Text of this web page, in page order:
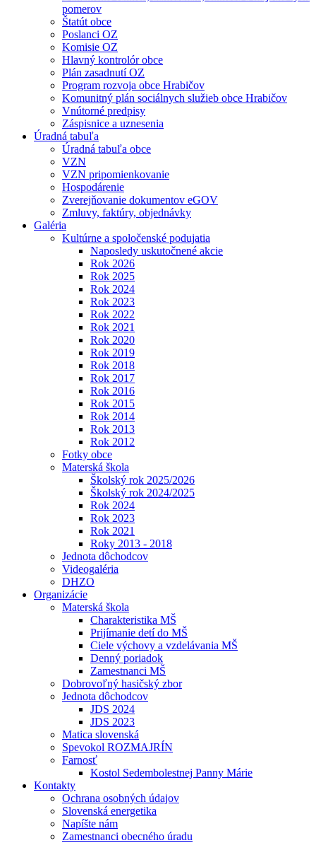
pomerov
Štatút obce
Poslanci OZ
Komisie OZ
Hlavný kontrolór obce
Plán zasadnutí OZ
Program rozvoja obce Hrabičov
Komunitný plán sociálnych služieb obce Hrabičov
Vnútorné predpisy
Záspisnice a uznesenia
Úradná tabuľa
Úradná tabuľa obce
VZN
VZN pripomienkovanie
Hospodárenie
Zverejňovanie dokumentov eGOV
Zmluvy, faktúry, objednávky
Galéria
Kultúrne a spoločenské podujatia
Naposledy uskutočnené akcie
Rok 2026
Rok 2025
Rok 2024
Rok 2023
Rok 2022
Rok 2021
Rok 2020
Rok 2019
Rok 2018
Rok 2017
Rok 2016
Rok 2015
Rok 2014
Rok 2013
Rok 2012
Fotky obce
Materská škola
Školský rok 2025/2026
Školský rok 2024/2025
Rok 2024
Rok 2023
Rok 2021
Roky 2013 - 2018
Jednota dôchodcov
Videogaléria
DHZO
Organizácie
Materská škola
Charakteristika MŠ
Prijímanie detí do MŠ
Ciele výchovy a vzdelávania MŠ
Denný poriadok
Zamestnanci MŠ
Dobrovoľný hasičský zbor
Jednota dôchodcov
JDS 2024
JDS 2023
Matica slovenská
Spevokol ROZMAJRÍN
Farnosť
Kostol Sedembolestnej Panny Márie
Kontakty
Ochrana osobných údajov
Slovenská energetika
Napíšte nám
Zamestnanci obecného úradu